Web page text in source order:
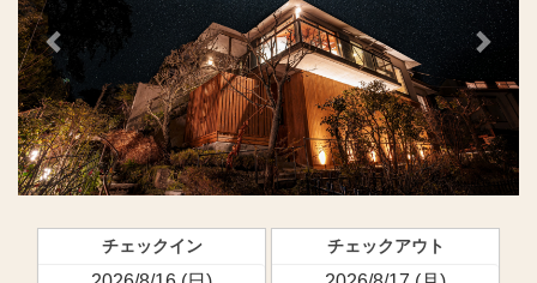
チェックイン チェックアウト